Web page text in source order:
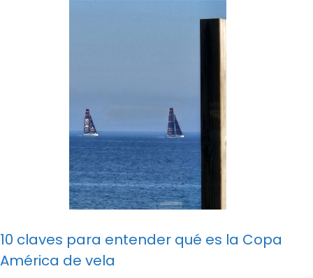
10 claves para entender qué es la Copa
América de vela